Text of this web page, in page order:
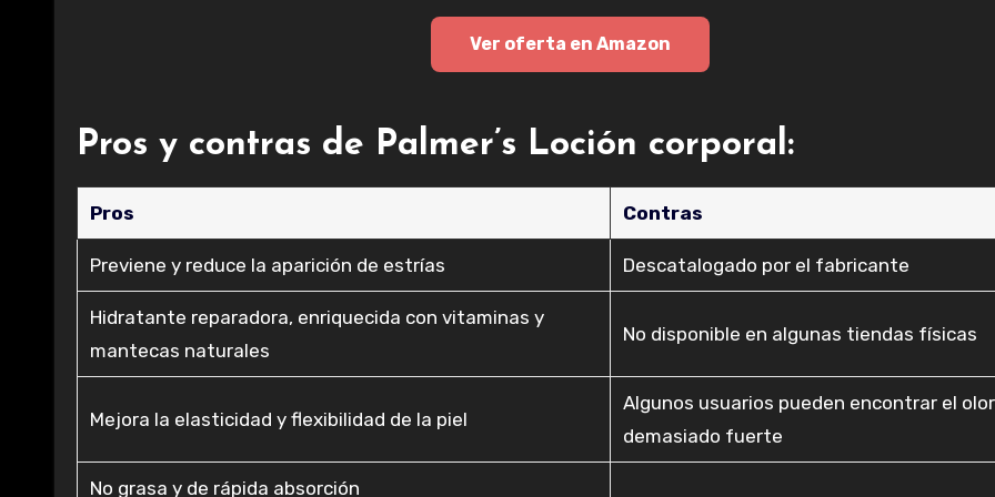
Ver oferta en Amazon
Pros y contras de Palmer’s Loción corporal:
Pros Contras
Previene y reduce la aparición de estrías Descatalogado por el fabricante
Hidratante reparadora, enriquecida con vitaminas y
mantecas naturales
No disponible en algunas tiendas físicas
Mejora la elasticidad y flexibilidad de la piel
Algunos usuarios pueden encontrar el olor
demasiado fuerte
No grasa y de rápida absorción